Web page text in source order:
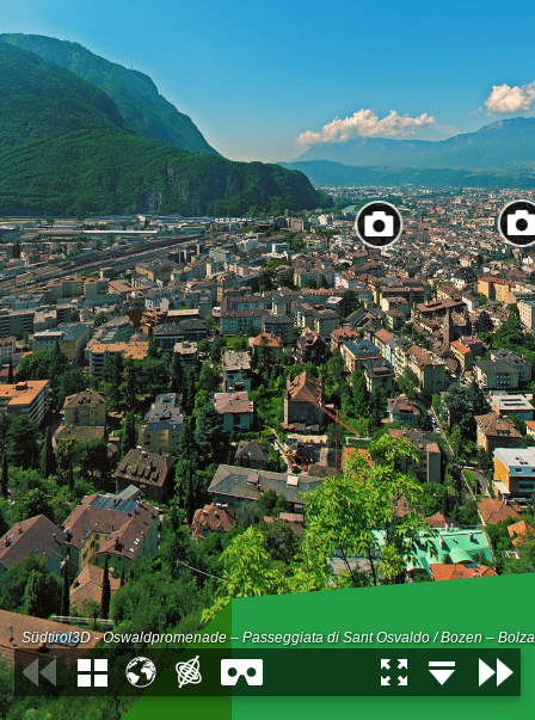
Südtirol3D - Oswaldpromenade – Passeggiata di Sant Osvaldo / Bozen –